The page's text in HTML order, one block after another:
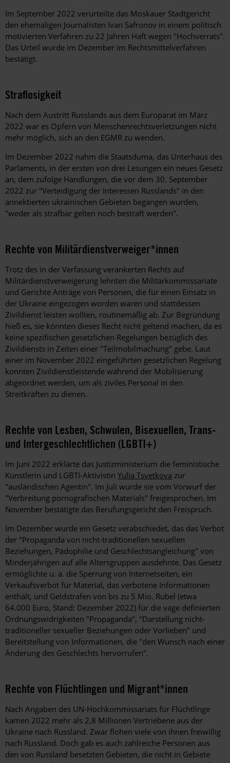
Im September 2022 verurteilte das Moskauer Stadtgericht
den ehemaligen Journalisten Ivan Safronov in einem politisch
motivierten Verfahren zu 22 Jahren Haft wegen "Hochverrats".
Das Urteil wurde im Dezember im Rechtsmittelverfahren
bestätigt.
Straflosigkeit
Nach dem Austritt Russlands aus dem Europarat im März
2022 war es Opfern von Menschenrechtsverletzungen nicht
mehr möglich, sich an den EGMR zu wenden.
Im Dezember 2022 nahm die Staatsduma, das Unterhaus des
Parlaments, in der ersten von drei Lesungen ein neues Gesetz
an, dem zufolge Handlungen, die vor dem 30. September
2022 zur "Verteidigung der Interessen Russlands" in den
annektierten ukrainischen Gebieten begangen wurden,
"weder als strafbar gelten noch bestraft werden".
Rechte von Militärdienstverweiger*innen
Trotz des in der Verfassung verankerten Rechts auf
Militärdienstverweigerung lehnten die Militärkommissariate
und Gerichte Anträge von Personen, die für einen Einsatz in
der Ukraine eingezogen worden waren und stattdessen
Zivildienst leisten wollten, routinemäßig ab. Zur Begründung
hieß es, sie könnten dieses Recht nicht geltend machen, da es
keine spezifischen gesetzlichen Regelungen bezüglich des
Zivildiensts in Zeiten einer "Teilmobilmachung" gebe. Laut
einer im November 2022 eingeführten gesetzlichen Regelung
konnten Zivildienstleistende während der Mobilisierung
abgeordnet werden, um als ziviles Personal in den
Streitkräften zu dienen.
Rechte von Lesben, Schwulen, Bisexuellen, Trans-
und Intergeschlechtlichen (LGBTI+)
Im Juni 2022 erklärte das Justizministerium die feministische
Künstlerin und LGBTI-Aktivistin Yulia Tsvetkova zur
"ausländischen Agentin". Im Juli wurde sie vom Vorwurf der
"Verbreitung pornografischen Materials" freigesprochen. Im
November bestätigte das Berufungsgericht den Freispruch.
Im Dezember wurde ein Gesetz verabschiedet, das das Verbot
der "Propaganda von nicht-traditionellen sexuellen
Beziehungen, Pädophilie und Geschlechtsangleichung" von
Minderjährigen auf alle Altersgruppen ausdehnte. Das Gesetz
ermöglichte u. a. die Sperrung von Internetseiten, ein
Verkaufsverbot für Material, das verbotene Informationen
enthält, und Geldstrafen von bis zu 5 Mio. Rubel (etwa
64.000 Euro, Stand: Dezember 2022) für die vage definierten
Ordnungswidrigkeiten "Propaganda", "Darstellung nicht-
traditioneller sexueller Beziehungen oder Vorlieben" und
Bereitstellung von Informationen, die "den Wunsch nach einer
Änderung des Geschlechts hervorrufen".
Rechte von Flüchtlingen und Migrant*innen
Nach Angaben des UN-Hochkommissariats für Flüchtlinge
kamen 2022 mehr als 2,8 Millionen Vertriebene aus der
Ukraine nach Russland. Zwar flohen viele von ihnen freiwillig
nach Russland. Doch gab es auch zahlreiche Personen aus
den von Russland besetzten Gebieten, die nicht in Gebiete